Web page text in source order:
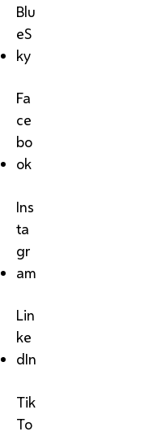
Blu
eS
ky
Fa
ce
bo
ok
Ins
ta
gr
am
Lin
ke
dIn
Tik
To